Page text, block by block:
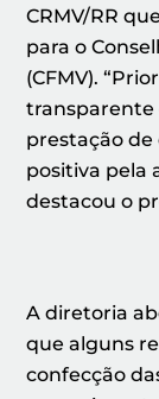
CRMV/RR
para o
(CFMV).
transparente
prestação
positiva pela
destacou o
A diretoria
que alguns
confecção